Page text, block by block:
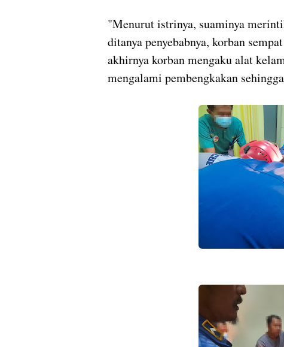
"Menurut istrinya, suaminya
ditanya penyebabnya, korban
akhirnya korban mengaku alat
mengalami pembengkakan